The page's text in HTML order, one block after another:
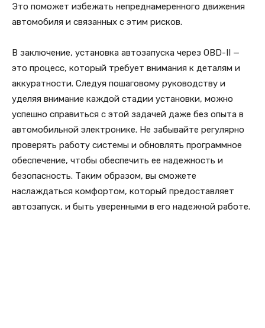
Это поможет избежать непреднамеренного движения
автомобиля и связанных с этим рисков.
В заключение, установка автозапуска через OBD-II —
это процесс, который требует внимания к деталям и
аккуратности. Следуя пошаговому руководству и
уделяя внимание каждой стадии установки, можно
успешно справиться с этой задачей даже без опыта в
автомобильной электронике. Не забывайте регулярно
проверять работу системы и обновлять программное
обеспечение, чтобы обеспечить ее надежность и
безопасность. Таким образом, вы сможете
наслаждаться комфортом, который предоставляет
автозапуск, и быть уверенными в его надежной работе.